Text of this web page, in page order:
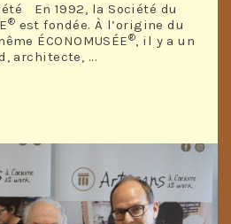
En 1992, la Société du
® est fondée. À l’origine du
ÉCONOMUSÉE®, il y a un
architecte, ...